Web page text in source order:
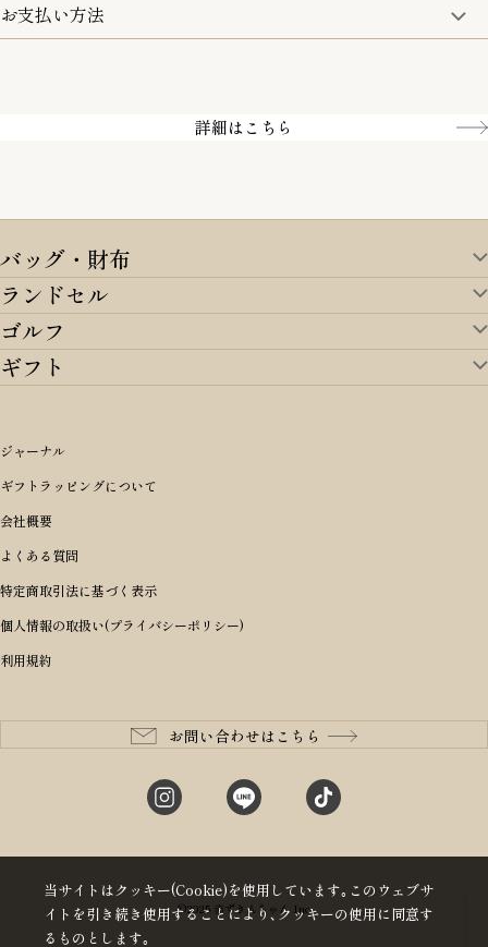
お取寄せ商品を除く
5,500円(税込)以上で全国送料無料となります。
お支払い方法
詳細はこちら
バッグ・財布
バッグ・財布TOP
すべてを見る
アイテムから選ぶ
リュックサック・デイパック・バックパック
ショルダーバッグ
ボディバッグ・ウエストバッグ
長財布
二つ折り財布
三つ折り財布
コインケース・小銭入れ
m＋ エムピウ
PORTER 吉田カバン ポーター
BRIEFING ブリーフィング
Dakota ダコタ
CLEDRAN クレドラン
aniary アニアリ
CIE シー
StitchandSew ステッチアンドソー
ランドセル
ランドセルTOP
すべてを見る
オリジナルランドセル
女の子ランドセル
男の子ランドセル
ランドセル小物・その他
レッド
ピンク
パープル(ラベンダー)
ブルー・ネイビー
価格から選ぶ
〜49,999円
50,000円〜59,999円
60,000円〜69,999円
70,000円〜79,999円
80,000円〜
ゴルフ
ゴルフTOP
アイテムから選ぶ
キャディバッグ
ヘッドカバー
ゴルフ小物
ゴルフウェア/アクセサリー
ブランドから選ぶ
BRIEFING ブリーフィング
master-piece マスターピース
JONES ジョーンズ
木の庄帆布
ギフト
シーンから探す
誕生日
結婚祝い
出産祝い
入学・進学祝い
成人祝い
就職・栄転祝い
長寿・還暦祝い
性別・年齢から探す
男性向け
女性向け
10代
20代
30代
予算から探す
〜4,999円
5,000円〜9,999円
10,000円〜19,999円
20,000円〜29,999円
ジャーナル
ギフトラッピングについて
会社概要
よくある質問
特定商取引法に基づく表示
個人情報の取扱い(プライバシーポリシー)
利用規約
お問い合わせはこちら
©2025 赤ずきんちゃん Inc
当サイトはクッキー(Cookie)を使用しています｡このウェブサ
イトを引き続き使用することにより､クッキーの使用に同意す
るものとします｡